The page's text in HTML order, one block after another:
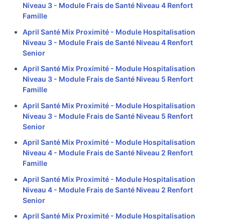
Niveau 3 - Module Frais de Santé Niveau 4 Renfort
Famille
April Santé Mix Proximité - Module Hospitalisation
Niveau 3 - Module Frais de Santé Niveau 4 Renfort
Senior
April Santé Mix Proximité - Module Hospitalisation
Niveau 3 - Module Frais de Santé Niveau 5 Renfort
Famille
April Santé Mix Proximité - Module Hospitalisation
Niveau 3 - Module Frais de Santé Niveau 5 Renfort
Senior
April Santé Mix Proximité - Module Hospitalisation
Niveau 4 - Module Frais de Santé Niveau 2 Renfort
Famille
April Santé Mix Proximité - Module Hospitalisation
Niveau 4 - Module Frais de Santé Niveau 2 Renfort
Senior
April Santé Mix Proximité - Module Hospitalisation